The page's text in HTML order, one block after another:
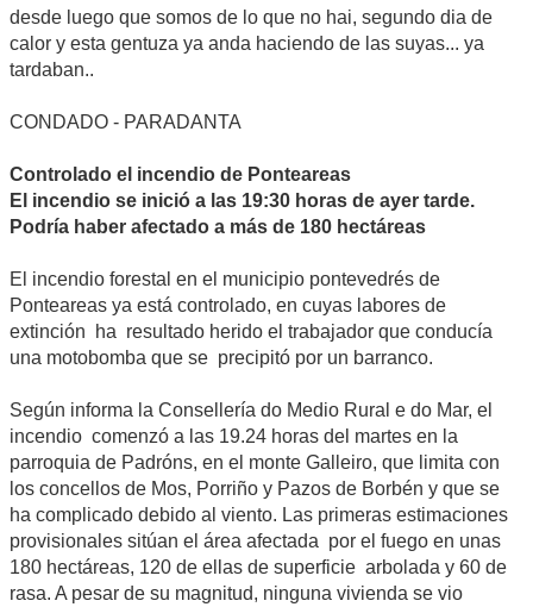
desde luego que somos de lo que no hai, segundo dia de
calor y esta gentuza ya anda haciendo de las suyas... ya
tardaban..
CONDADO - PARADANTA
Controlado el incendio de Ponteareas
El incendio se inició a las 19:30 horas de ayer tarde.
Podría haber afectado a más de 180 hectáreas
El incendio forestal en el municipio pontevedrés de
Ponteareas ya está controlado, en cuyas labores de
extinción ha resultado herido el trabajador que conducía
una motobomba que se precipitó por un barranco.
Según informa la Consellería do Medio Rural e do Mar, el
incendio comenzó a las 19.24 horas del martes en la
parroquia de Padróns, en el monte Galleiro, que limita con
los concellos de Mos, Porriño y Pazos de Borbén y que se
ha complicado debido al viento. Las primeras estimaciones
provisionales sitúan el área afectada por el fuego en unas
180 hectáreas, 120 de ellas de superficie arbolada y 60 de
rasa. A pesar de su magnitud, ninguna vivienda se vio